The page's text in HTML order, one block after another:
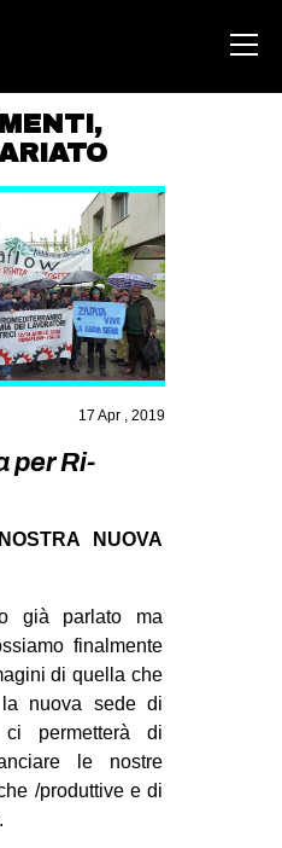
TSUNAMI
,
17 Apr , 2019
per Ri-
NUOVA
già parlato ma
finalmente
di quella che
nuova sede di
permetterà di
le nostre
/produttive e di